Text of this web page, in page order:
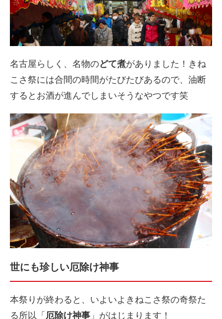
名古屋らしく、名物のどて煮がありました！きね
こさ祭には合間の時間がたびたびあるので、油断
するとお酒が進んでしまいそうなやつです笑
世にも珍しい厄除け神事
本祭りが終わると、いよいよきねこさ祭の奇祭た
る所以「 厄除け神事 」がはじまります！